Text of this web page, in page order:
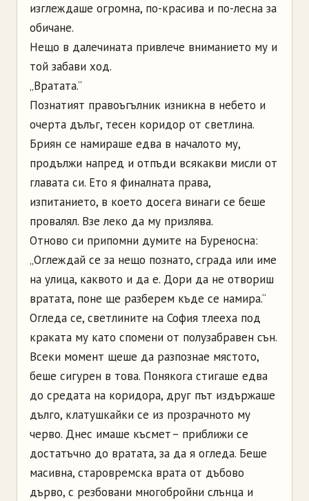
изглеждаше огромна, по-красива и по-лесна за
обичане.
Нещо в далечината привлече вниманието му и
той забави ход.
„Вратата.“
Познатият правоъгълник изникна в небето и
очерта дълъг, тесен коридор от светлина.
Бриян се намираше едва в началото му,
продължи напред и отпъди всякакви мисли от
главата си. Ето я финалната права,
изпитанието, в което досега винаги се беше
провалял. Взе леко да му призлява.
Отново си припомни думите на Буреносна:
„Оглеждай се за нещо познато, сграда или име
на улица, каквото и да е. Дори да не отвориш
вратата, поне ще разберем къде се намира.“
Огледа се, светлините на София тлееха под
краката му като спомени от полузабравен сън.
Всеки момент щеше да разпознае мястото,
беше сигурен в това. Понякога стигаше едва
до средата на коридора, друг път издържаше
дълго, клатушкайки се из прозрачното му
черво. Днес имаше късмет – приближи се
достатъчно до вратата, за да я огледа. Беше
масивна, старовремска врата от дъбово
дърво, с резбовани многобройни слънца и